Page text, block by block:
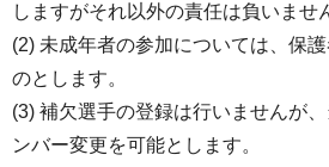
しますがそれ以外の責任は負いませ
(2) 未成年者の参加については、保
のとします。
(3) 補欠選手の登録は行いませんが
ンバー変更を可能とします。